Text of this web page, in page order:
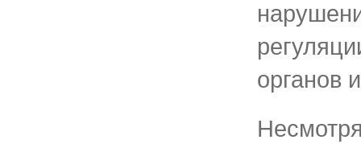
органов